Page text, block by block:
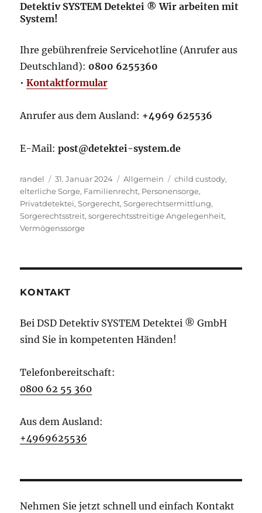
Detektiv SYSTEM Detektei ® Wir arbeiten mit
System!
Ihre gebührenfreie Servicehotline (Anrufer aus
Deutschland): 0800 6255360
•Kontaktformular
Anrufer aus dem Ausland: +4969 625536
E-Mail:post@detektei-system.de
Autor
randel
Veröffentlicht
am
31. Januar 2024 Kategorien
Allgemein Schlagwörter
child custody,
elterliche Sorge, Familienrecht, Personensorge,
Privatdetektei,Sorgerecht,Sorgerechtsermittlung,
Sorgerechtsstreit,sorgerechtsstreitige Angelegenheit,
Vermögenssorge
KONTAKT
Bei DSD Detektiv SYSTEM Detektei ® GmbH
sind Sie in kompetenten Händen!
Telefonbereitschaft:
0800 62 55 360
Aus dem Ausland:
+4969625536
Nehmen Sie jetzt schnell und einfach Kontakt